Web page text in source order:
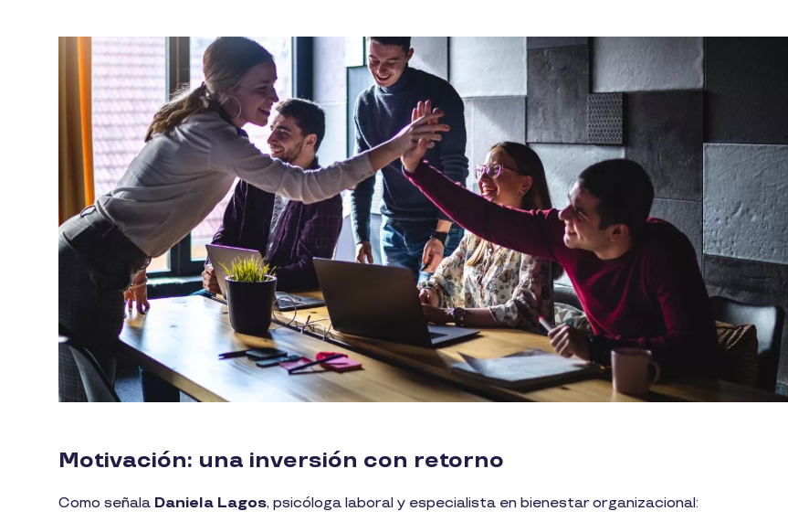
Motivación: una inversión con retorno
Como señala Daniela Lagos, psicóloga laboral y especialista en bienestar organizacional: